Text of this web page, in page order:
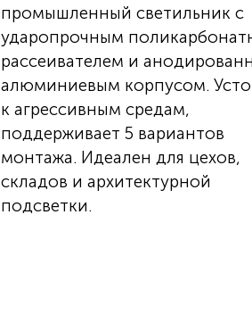
промышленный светильник с
ударопрочным
рассеивателем и
алюминиевым корпусом.
к агрессивным средам,
поддерживает 5 вариантов
монтажа. Идеален для цехов,
складов и архитектурной
подсветки.